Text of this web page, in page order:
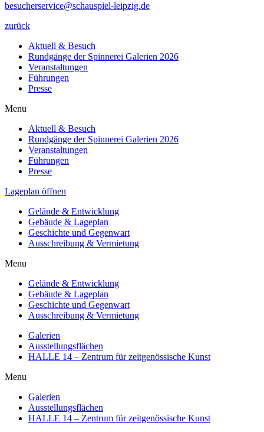
besucherservice@schauspiel-leipzig.de
zurück
Aktuell & Besuch
Rundgänge der Spinnerei Galerien 2026
Veranstaltungen
Führungen
Presse
Menu
Aktuell & Besuch
Rundgänge der Spinnerei Galerien 2026
Veranstaltungen
Führungen
Presse
Lageplan öffnen
Gelände & Entwicklung
Gebäude & Lageplan
Geschichte und Gegenwart
Ausschreibung & Vermietung
Menu
Gelände & Entwicklung
Gebäude & Lageplan
Geschichte und Gegenwart
Ausschreibung & Vermietung
Galerien
Ausstellungsflächen
HALLE 14 – Zentrum für zeitgenössische Kunst
Menu
Galerien
Ausstellungsflächen
HALLE 14 – Zentrum für zeitgenössische Kunst